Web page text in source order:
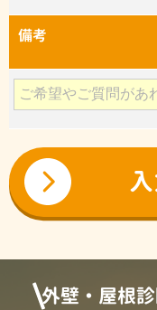
備考
外壁・屋根